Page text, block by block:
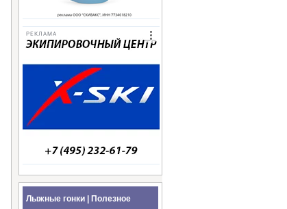
РЕКЛАМА
Лыжные гонки | Полезное